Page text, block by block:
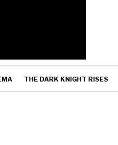
THE DARK KNIGHT RISES